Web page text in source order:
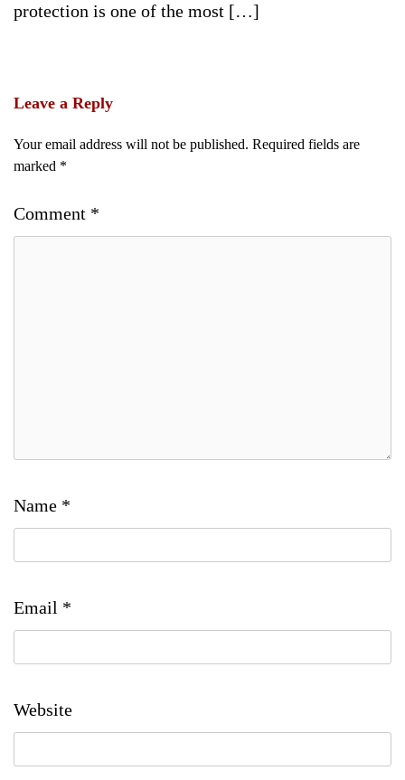
protection is one of the most […]
Leave a Reply
Your email address will not be published. Required fields are
marked *
Comment *
Name *
Email *
Website